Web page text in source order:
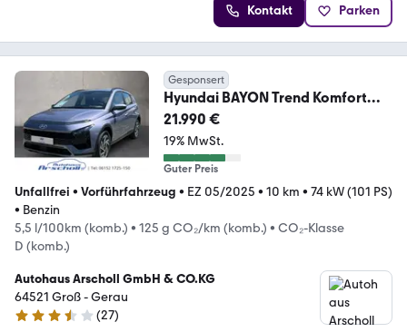
Kontakt Parken
Gesponsert
Hyundai BAYON Trend Komfort
Bose Navi Digitales Cockpit
21.990 €
19% MwSt.
Guter Preis
Unfallfrei • Vorführfahrzeug • EZ 05/2025 • 10 km • 74 kW (101 PS)
• Benzin
5,5 l/100km (komb.) • 125 g CO₂/km (komb.) • CO₂-Klasse
D (komb.)
Autohaus Arscholl GmbH & CO.KG
64521 Groß - Gerau
3.3 Sterne
(27)